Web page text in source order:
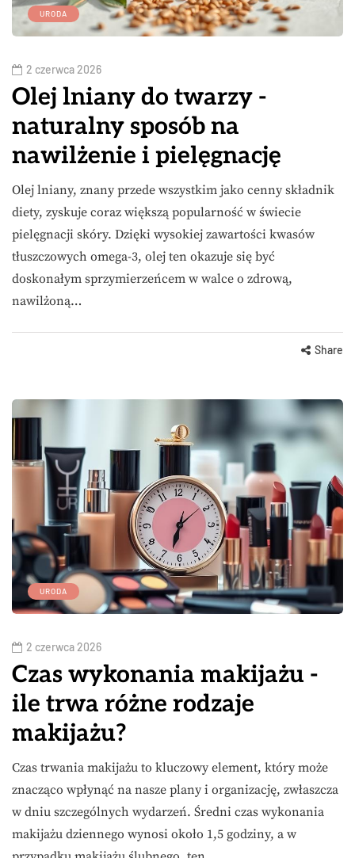
URODA
2 czerwca 2026
Olej lniany do twarzy -
naturalny sposób na
nawilżenie i pielęgnację
Olej lniany, znany przede wszystkim jako cenny składnik
diety, zyskuje coraz większą popularność w świecie
pielęgnacji skóry. Dzięki wysokiej zawartości kwasów
tłuszczowych omega-3, olej ten okazuje się być
doskonałym sprzymierzeńcem w walce o zdrową,
nawilżoną…
Share
URODA
2 czerwca 2026
Czas wykonania makijażu -
ile trwa różne rodzaje
makijażu?
Czas trwania makijażu to kluczowy element, który może
znacząco wpłynąć na nasze plany i organizację, zwłaszcza
w dniu szczególnych wydarzeń. Średni czas wykonania
makijażu dziennego wynosi około 1,5 godziny, a w